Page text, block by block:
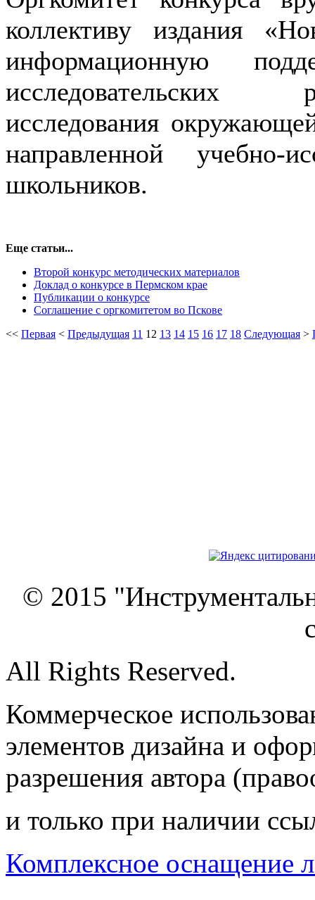
коллективу издания
информационную
исследовательских
исследования
направленной учебно-
школьников.
Еще статьи...
Второй конкурс методических материалов
Доклад о конкурсе в Пермском крае
Публикации о конкурсе
Соглашение с оргкомитетом во Пскове
<< Первая < Предыдущая 11 12 13 14 15 16 17 18 Следующая >
© 2015
All Rights Reserved.
Коммерческое
элементов дизайна и
разрешения автора
и только при наличии
Комплексное оснащение